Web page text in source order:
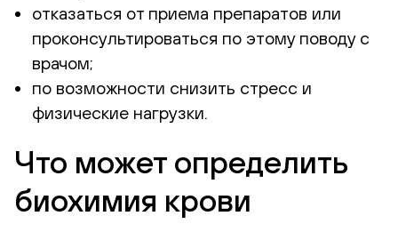
отказаться от приема препаратов или
проконсультироваться по этому поводу с
врачом;
по возможности снизить стресс и
физические нагрузки.
Что может определить
биохимия крови